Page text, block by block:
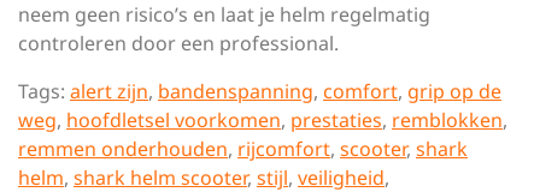
neem geen risico’s en laat je helm regelmatig
controleren door een professional.
Tags: alert zijn, bandenspanning, comfort, grip op de
weg, hoofdletsel voorkomen, prestaties, remblokken,
remmen onderhouden, rijcomfort, scooter, shark
helm, shark helm scooter, stijl, veiligheid,